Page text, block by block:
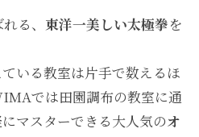
る、 東洋一美しい太極拳を
いる教室は片手で数えるほ
では田園調布の教室に通
マスターできる大人気のオ